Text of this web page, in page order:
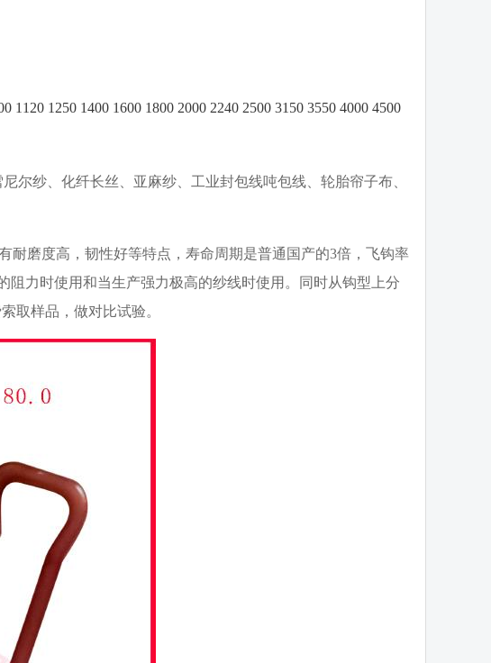
1120 1250 1400 1600 1800 2000 2240 2500 3150 3550 4000 4500
纱、化纤长丝、亚麻纱、工业封包线吨包线、轮胎帘子布、
耐磨度高，韧性好等特点，寿命周期是普通国产的3倍，飞钩率
阻力时使用和当生产强力极高的纱线时使用。同时从钩型上分
取样品，做对比试验。